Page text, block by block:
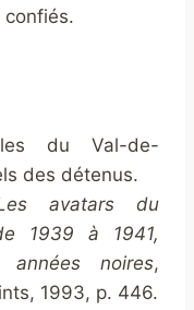
confiés.
du Val-de-
des détenus.
avatars du
1939 à 1941,
noires,
1993, p. 446.